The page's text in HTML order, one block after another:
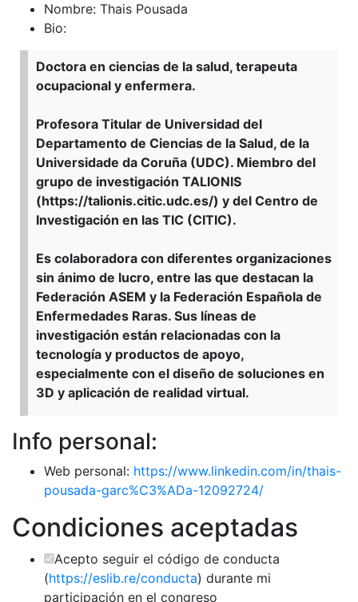
Nombre: Thais Pousada
Bio:
Doctora en ciencias de la salud, terapeuta
ocupacional y enfermera.
Profesora Titular de Universidad del
Departamento de Ciencias de la Salud, de la
Universidade da Coruña (UDC). Miembro del
grupo de investigación TALIONIS
(https://talionis.citic.udc.es/) y del Centro de
Investigación en las TIC (CITIC).
Es colaboradora con diferentes organizaciones
sin ánimo de lucro, entre las que destacan la
Federación ASEM y la Federación Española de
Enfermedades Raras. Sus líneas de
investigación están relacionadas con la
tecnología y productos de apoyo,
especialmente con el diseño de soluciones en
3D y aplicación de realidad virtual.
Info personal:
Web personal: https://www.linkedin.com/in/thais-
pousada-garc%C3%ADa-12092724/
Condiciones aceptadas
Acepto seguir el código de conducta
(https://eslib.re/conducta) durante mi
participación en el congreso